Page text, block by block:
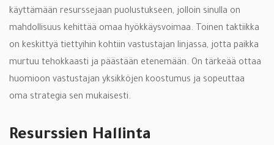
käyttämään resurssejaan puolustukseen, jolloin sinulla on
mahdollisuus kehittää omaa hyökkäysvoimaa. Toinen taktiikka
on keskittyä tiettyihin kohtiin vastustajan linjassa, jotta paikka
murtuu tehokkaasti ja päästään etenemään. On tärkeää ottaa
huomioon vastustajan yksikköjen koostumus ja sopeuttaa
oma strategia sen mukaisesti.
Resurssien Hallinta